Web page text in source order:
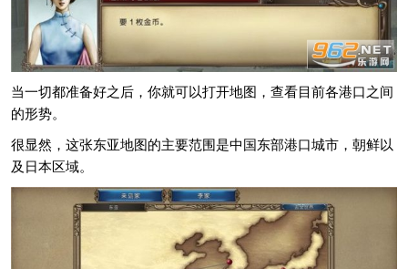
当一切都准备好之后，你就可以打开地图，查看目前各港口之间
的形势。
很显然，这张东亚地图的主要范围是中国东部港口城市，朝鲜以
及日本区域。